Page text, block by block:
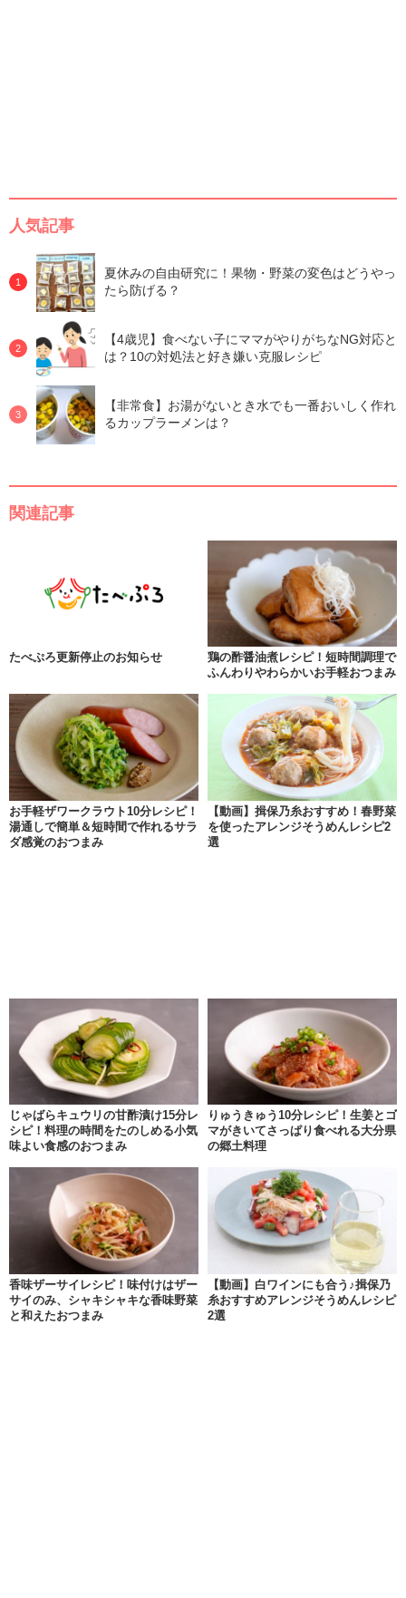
人気記事
夏休みの自由研究に！果物・野菜の変色はどうやっ
たら防げる？
【4歳児】食べない子にママがやりがちなNG対応と
は？10の対処法と好き嫌い克服レシピ
【非常食】お湯がないとき水でも一番おいしく作れ
るカップラーメンは？
関連記事
たべぷろ更新停止のお知らせ
鶏の酢醤油煮レシピ！短時間調理で
ふんわりやわらかいお手軽おつまみ
お手軽ザワークラウト10分レシピ！
湯通しで簡単＆短時間で作れるサラ
ダ感覚のおつまみ
【動画】揖保乃糸おすすめ！春野菜
を使ったアレンジそうめんレシピ2
選
じゃばらキュウリの甘酢漬け15分レ
シピ！料理の時間をたのしめる小気
味よい食感のおつまみ
りゅうきゅう10分レシピ！生姜とゴ
マがきいてさっぱり食べれる大分県
の郷土料理
香味ザーサイレシピ！味付けはザー
サイのみ、シャキシャキな香味野菜
と和えたおつまみ
【動画】白ワインにも合う♪揖保乃
糸おすすめアレンジそうめんレシピ
2選